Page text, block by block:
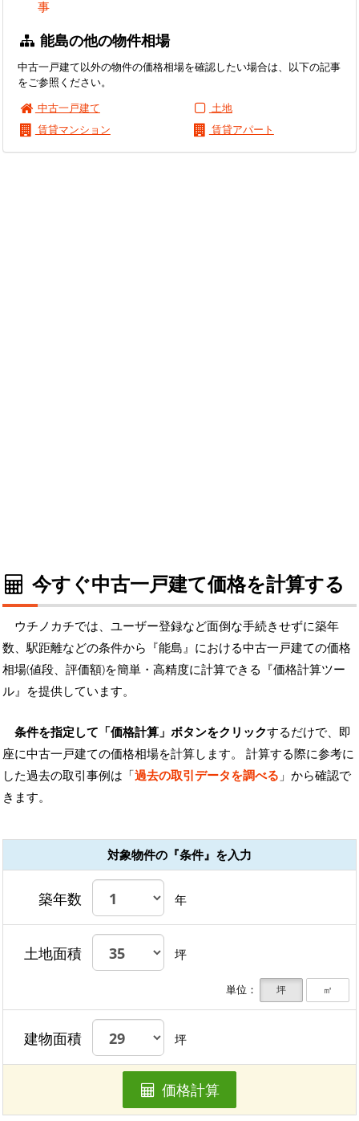
事
能島の他の物件相場
中古一戸建て以外の物件の価格相場を確認したい場合は、以下の記事
をご参照ください。
中古一戸建て
土地
賃貸マンション
賃貸アパート
今すぐ中古一戸建て価格を計算する
ウチノカチでは、ユーザー登録など面倒な手続きせずに築年
数、駅距離などの条件から『能島』における中古一戸建ての価格
相場(値段、評価額)を簡単・高精度に計算できる『価格計算ツー
ル』を提供しています。
条件を指定して「価格計算」ボタンをクリックするだけで、即
座に中古一戸建ての価格相場を計算します。 計算する際に参考に
した過去の取引事例は「過去の取引データを調べる 」から確認で
きます。
対象物件の『条件』を入力
築年数 年
土地面積 坪
単位： 坪 ㎡
建物面積 坪
価格計算